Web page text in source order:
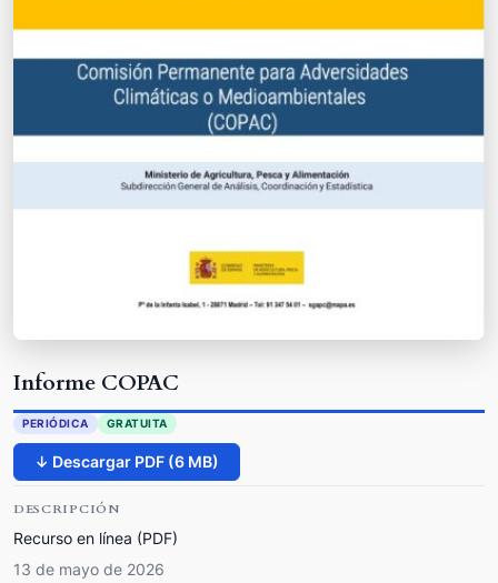
Informe COPAC
PERIÓDICA GRATUITA
↓ Descargar PDF (6 MB)
DESCRIPCIÓN
Recurso en línea (PDF)
13 de mayo de 2026